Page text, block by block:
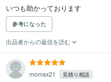
いつも助かっております
参考になった
出品者からの返信を読む
momax21 見積り相談